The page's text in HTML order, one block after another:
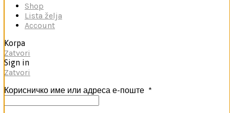
Shop
Lista želja
Account
Korpa
Zatvori
Sign in
Zatvori
Корисничко име или адреса е-поште *